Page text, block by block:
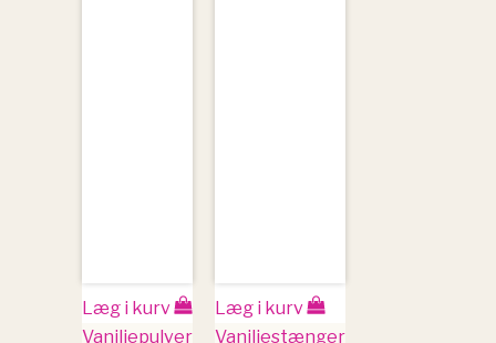
Læg i kurv
Vaniljepulver
Læg i kurv
Vaniljestænger